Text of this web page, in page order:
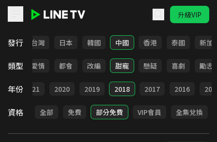
升級VIP
發行
全部 台灣 日本 韓國 中國 香港 泰國 新加
類型
古裝 愛情 都會 改編 甜寵 懸疑 喜劇 勵志
年份 2021 2020 2019 2018 2017 2016
資格 全部 免費 部分免費 VIP會員 全集兌換